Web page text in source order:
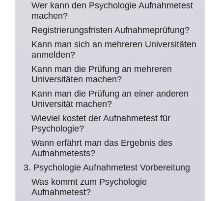
Wer kann den Psychologie Aufnahmetest
machen?
Registrierungsfristen Aufnahmeprüfung?
Kann man sich an mehreren Universitäten
anmelden?
Kann man die Prüfung an mehreren
Universitäten machen?
Kann man die Prüfung an einer anderen
Universität machen?
Wieviel kostet der Aufnahmetest für
Psychologie?
Wann erfährt man das Ergebnis des
Aufnahmetests?
3. Psychologie Aufnahmetest Vorbereitung
Was kommt zum Psychologie
Aufnahmetest?